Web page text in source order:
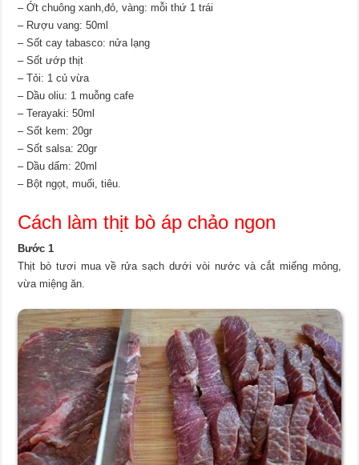
– Ớt chuông xanh,đỏ, vàng: mỗi thứ 1 trái
– Rượu vang: 50ml
– Sốt cay tabasco: nửa lạng
– Sốt ướp thịt
– Tỏi: 1 củ vừa
– Dầu oliu: 1 muỗng cafe
– Terayaki: 50ml
– Sốt kem: 20gr
– Sốt salsa: 20gr
– Dầu dấm: 20ml
– Bột ngọt, muối, tiêu.
Cách làm thịt bò áp chảo ngon
Bước 1
Thịt bò tươi mua về rửa sạch dưới vòi nước và cắt miếng mỏng,
vừa miệng ăn.